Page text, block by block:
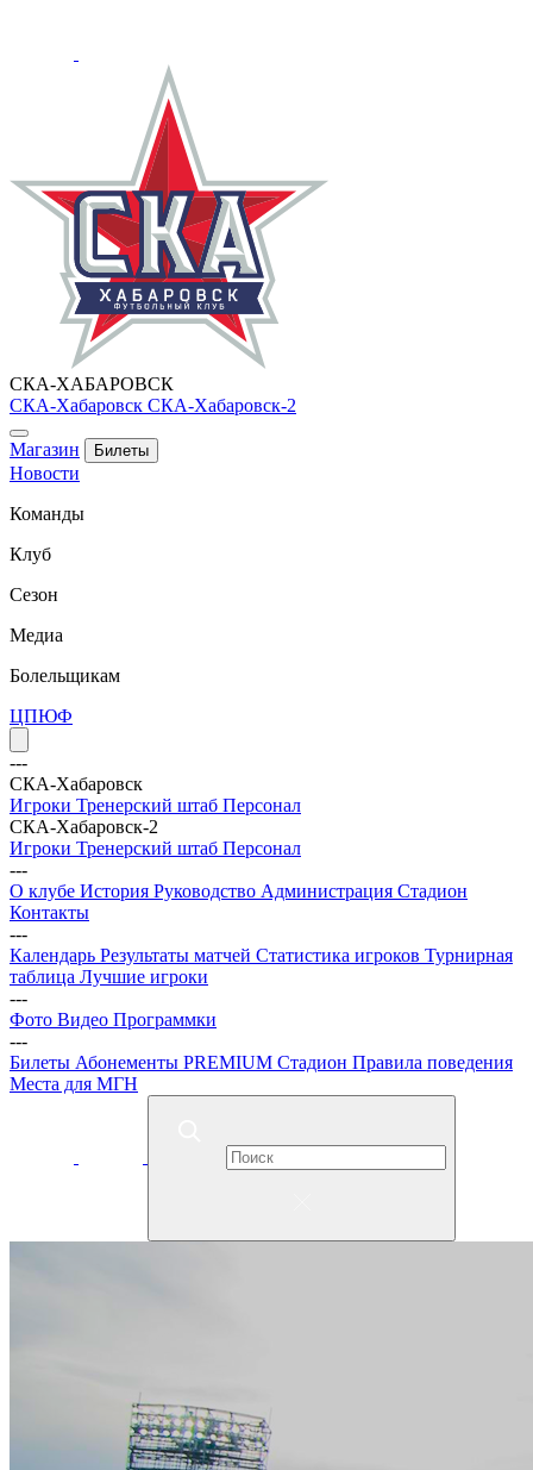
СКА-ХАБАРОВСК
СКА-Хабаровск СКА-Хабаровск-2
Магазин Билеты
Новости
Команды
Клуб
Сезон
Медиа
Болельщикам
ЦПЮФ
---
СКА-Хабаровск
Игроки Тренерский штаб Персонал
СКА-Хабаровск-2
Игроки Тренерский штаб Персонал
---
О клубе История Руководство Администрация Стадион
Контакты
---
Календарь Результаты матчей Статистика игроков Турнирная
таблица Лучшие игроки
---
Фото Видео Программки
---
Билеты Абонементы PREMIUM Стадион Правила поведения
Места для МГН